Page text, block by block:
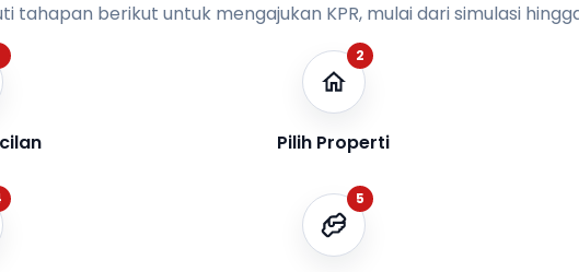
tahapan berikut untuk mengajukan KPR, mulai dari simulasi
2
Pilih Properti
5